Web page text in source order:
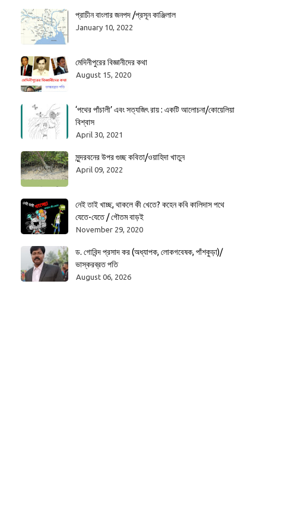
প্রাচীন বাংলার জনপদ /প্রসূন কাঞ্জিলাল
January 10, 2022
মেদিনীপুরের বিজ্ঞানীদের কথা
August 15, 2020
‘পথের পাঁচালী’ এবং সত্যজিৎ রায় : একটি আলোচনা/কোয়েলিয়া
বিশ্বাস
April 30, 2021
সুন্দরবনের উপর গুচ্ছ কবিতা/ওয়াহিদা খাতুন
April 09, 2022
নেই তাই খাচ্ছ, থাকলে কী খেতে? কহেন কবি কালিদাস পথে
যেতে-যেতে / গৌতম বাড়ই
November 29, 2020
ড. গোবিন্দ প্রসাদ কর (অধ্যাপক, লোকগবেষক, পাঁশকুড়া)/
ভাস্করব্রত পতি
August 06, 2026